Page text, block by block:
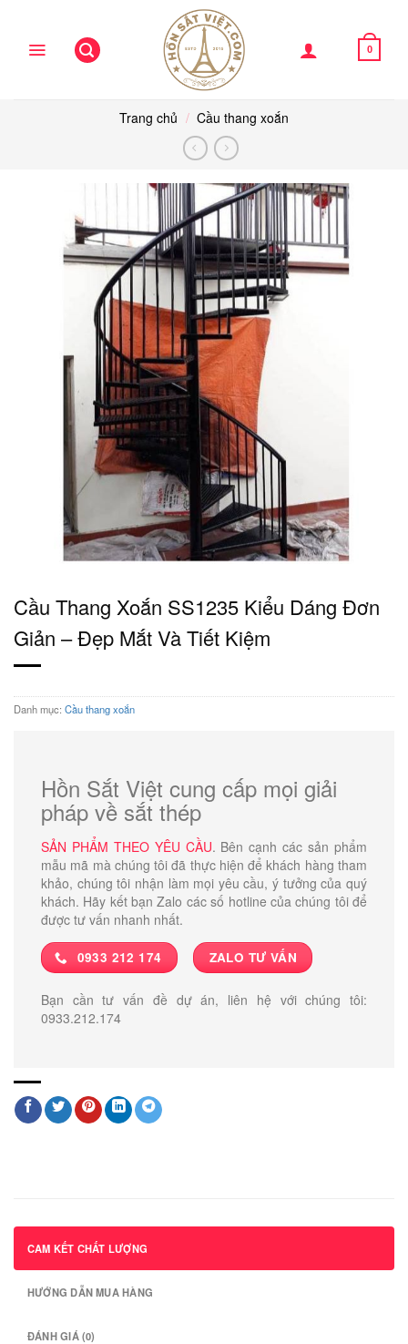
content
0
Trang chủ / Cầu thang xoắn
Cầu Thang Xoắn SS1235 Kiểu Dáng Đơn
Giản – Đẹp Mắt Và Tiết Kiệm
Danh mục: Cầu thang xoắn
Hồn Sắt Việt cung cấp mọi giải
pháp về sắt thép
SẢN PHẨM THEO YÊU CẦU. Bên cạnh các sản phẩm
mẫu mã mà chúng tôi đã thực hiện để khách hàng tham
khảo, chúng tôi nhận làm mọi yêu cầu, ý tưởng của quý
khách. Hãy kết bạn Zalo các số hotline của chúng tôi để
được tư vấn nhanh nhất.
0933 212 174 ZALO TƯ VẤN
Bạn cần tư vấn đề dự án, liên hệ với chúng tôi:
0933.212.174
CAM KẾT CHẤT LƯỢNG
HƯỚNG DẪN MUA HÀNG
ĐÁNH GIÁ (0)